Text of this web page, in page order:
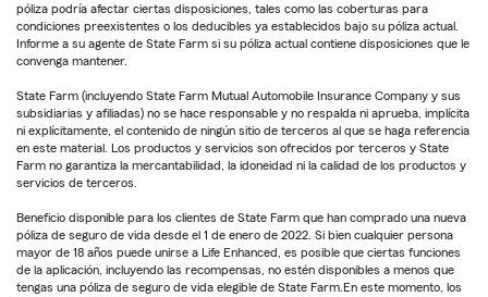
póliza podría afectar ciertas disposiciones, tales como las coberturas para
condiciones preexistentes o los deducibles ya establecidos bajo su póliza actual.
Informe a su agente de State Farm si su póliza actual contiene disposiciones que le
convenga mantener.
State Farm (incluyendo State Farm Mutual Automobile Insurance Company y sus
subsidiarias y afiliadas) no se hace responsable y no respalda ni aprueba, implícita
ni explícitamente, el contenido de ningún sitio de terceros al que se haga referencia
en este material. Los productos y servicios son ofrecidos por terceros y State
Farm no garantiza la mercantabilidad, la idoneidad ni la calidad de los productos y
servicios de terceros.
Beneficio disponible para los clientes de State Farm que han comprado una nueva
póliza de seguro de vida desde el 1 de enero de 2022. Si bien cualquier persona
mayor de 18 años puede unirse a Life Enhanced, es posible que ciertas funciones
de la aplicación, incluyendo las recompensas, no estén disponibles a menos que
tengas una póliza de seguro de vida elegible de State Farm.En este momento, los